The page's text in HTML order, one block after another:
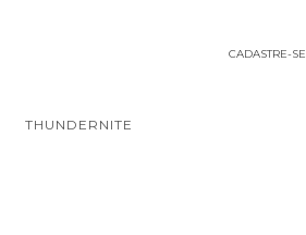
CADASTRE-SE
THUNDERNITE